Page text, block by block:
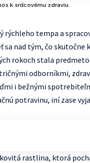
k srdcovému zdraviu.
rýchleho tempa a
sa nad tým, čo skutočne
rokoch stala
odborníkmi,
i bežnými
potravinu, iní zase
rastlina, ktorá